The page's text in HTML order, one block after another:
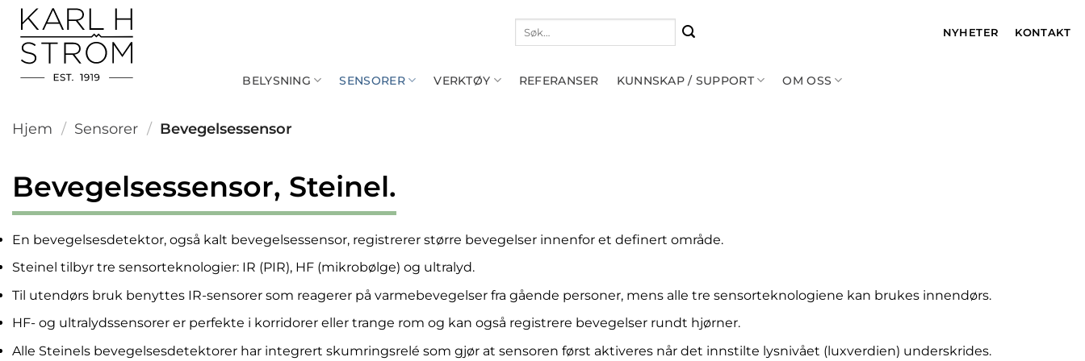
Skip
content
etter:
NYHETER KONTAKT
BELYSNING SENSORER VERKTØY REFERANSER KUNNSKAP / SUPPORT OM OSS
Hjem / Sensorer / Bevegelsessensor
Bevegelsessensor, Steinel.
En bevegelsesdetektor, også kalt bevegelsessensor, registrerer større bevegelser innenfor et definert område.
Steinel tilbyr tre sensorteknologier: IR (PIR), HF (mikrobølge) og ultralyd.
Til utendørs bruk benyttes IR-sensorer som reagerer på varmebevegelser fra gående personer, mens alle tre sensorteknologiene kan brukes innendørs.
HF- og ultralydssensorer er perfekte i korridorer eller trange rom og kan også registrere bevegelser rundt hjørner.
Alle Steinels bevegelsesdetektorer har integrert skumringsrelé som gjør at sensoren først aktiveres når det innstilte lysnivået (luxverdien) underskrides.